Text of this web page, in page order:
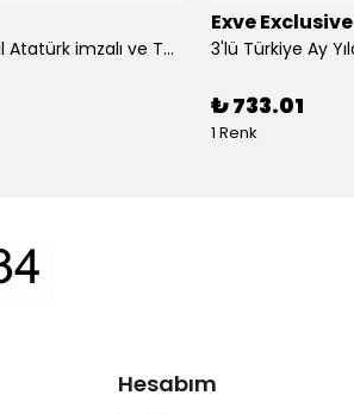
3'lü Mustafa Kemal Atatürk imzalı ve Türkiye Ay Yıldız Bayraklı Kadın Fular Seti
Exve Exclusive
₺ 733.01
1 Renk
Hesabım